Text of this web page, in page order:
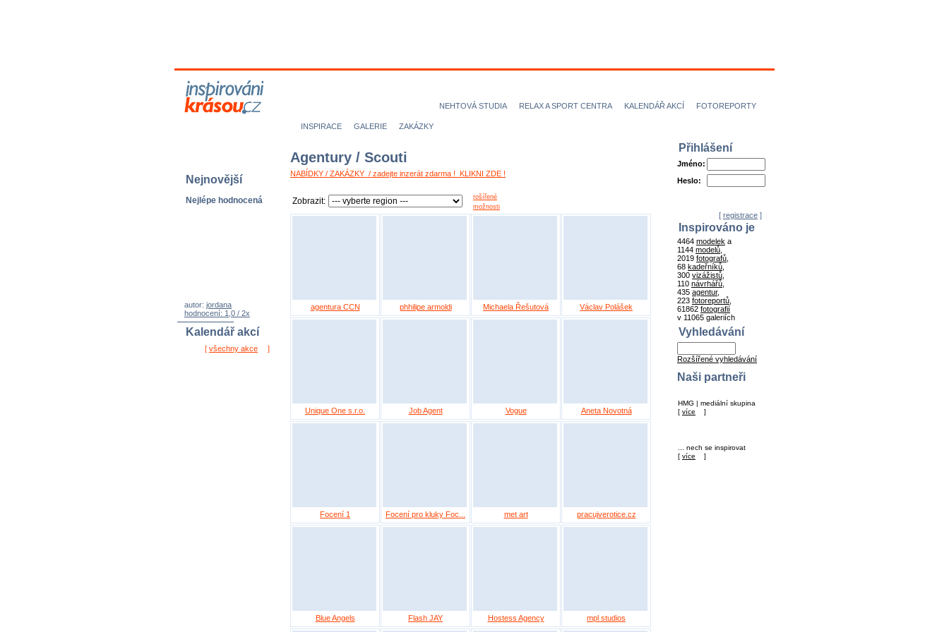
NEHTOVÁ STUDIA RELAX A SPORT CENTRA KALENDÁŘ AKCÍ FOTOREPORTY
INSPIRACE GALERIE ZAKÁZKY
Nejnovější
Nejlépe hodnocená
autor: jordana
hodnocení: 1,0 / 2x
Kalendář akcí
[ všechny akce ]
Agentury / Scouti
NABÍDKY / ZAKÁZKY / zadejte inzerát zdarma ! KLIKNI ZDE !
Zobrazit:
agentura CCN phhilipe armoldi Michaela Řešutová Václav Polášek
Unique One s.r.o. Job Agent Vogue Aneta Novotná
Focení 1 Focení pro kluky Foc... met art pracujverotice.cz
Blue Angels Flash JAY Hostess Agency mpl studios
Přihlášení
Jméno:
Heslo:
[ registrace ]
Inspirováno je
4464 modelek a
1144 modelů
2019 fotografů
68 kadeřníků
300 vizážistů
110 návrhářů
435 agentur,
223 fotoreportů
61862 fotografií
v 11065 galeriích
Vyhledávání
Rozšířené vyhledávání
HMG | mediální skupina
... nech se inspirovat